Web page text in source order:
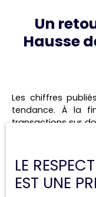
Un
Hausse
Les chiffres
tendance. À la
transactions sur
hausse de
Un
de l’activité de 16
Pour autant,
d’activité
LE
EST UNE